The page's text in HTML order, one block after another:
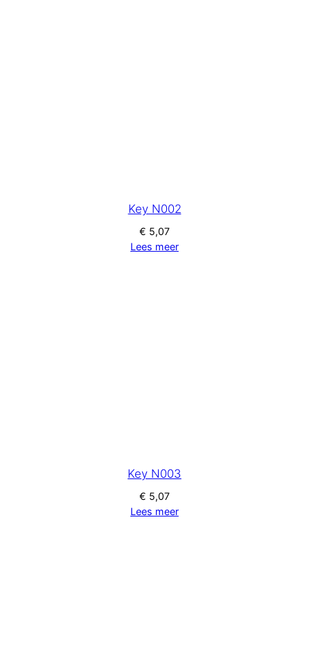
Key N002
€ 5,07
Lees meer
Key N003
€ 5,07
Lees meer